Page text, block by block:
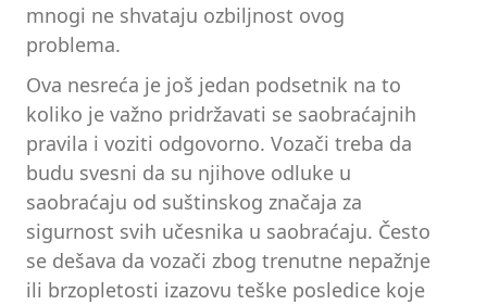
mnogi ne shvataju ozbiljnost ovog
problema.
Ova nesreća je još jedan podsetnik na to
koliko je važno pridržavati se saobraćajnih
pravila i voziti odgovorno. Vozači treba da
budu svesni da su njihove odluke u
saobraćaju od suštinskog značaja za
sigurnost svih učesnika u saobraćaju. Često
se dešava da vozači zbog trenutne nepažnje
ili brzopletosti izazovu teške posledice koje